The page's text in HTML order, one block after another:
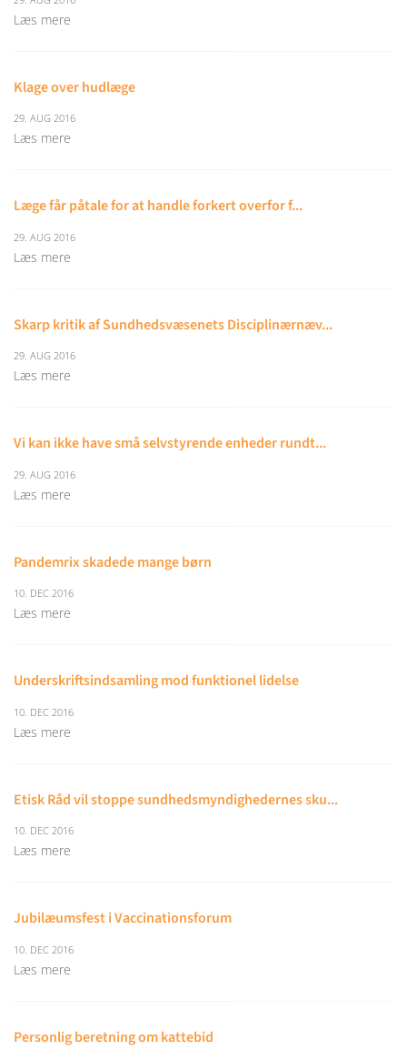
Læs mere
Klage over hudlæge
29. AUG 2016
Læs mere
Læge får påtale for at handle forkert overfor f...
29. AUG 2016
Læs mere
Skarp kritik af Sundhedsvæsenets Disciplinærnæv...
29. AUG 2016
Læs mere
Vi kan ikke have små selvstyrende enheder rundt...
29. AUG 2016
Læs mere
Pandemrix skadede mange børn
10. DEC 2016
Læs mere
Underskriftsindsamling mod funktionel lidelse
10. DEC 2016
Læs mere
Etisk Råd vil stoppe sundhedsmyndighedernes sku...
10. DEC 2016
Læs mere
Jubilæumsfest i Vaccinationsforum
10. DEC 2016
Læs mere
Personlig beretning om kattebid